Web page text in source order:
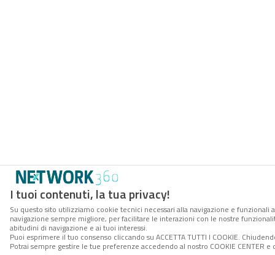
I tuoi contenuti, la tua privacy!
Su questo sito utilizziamo cookie tecnici necessari alla navigazione e
navigazione sempre migliore, per facilitare le interazioni con le nostre
abitudini di navigazione e ai tuoi interessi.
Puoi esprimere il tuo consenso cliccando su ACCETTA TUTTI I COOKIE.
Potrai sempre gestire le tue preferenze accedendo al nostro COOKIE